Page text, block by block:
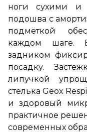
ноги сухими и
подошва с
подмёткой
каждом шаге.
задником
посадку.
липучкой
стелька Geox
и здоровый
практичное
современных